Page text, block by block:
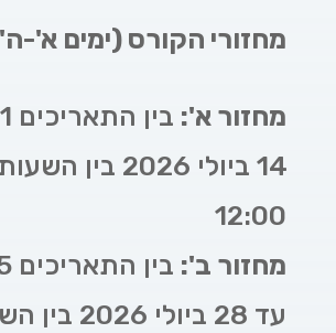
מחזורי הקורס (ימים א'-
מחזור א':
12:00
מחזור ב':
עד 28 ביולי 2026
בין